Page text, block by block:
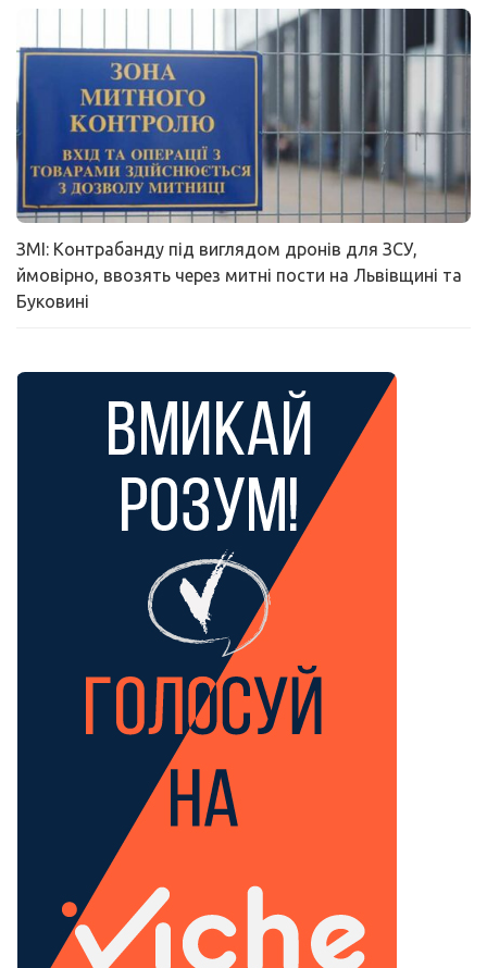
ЗМІ: Контрабанду під виглядом дронів для ЗСУ,
ймовірно, ввозять через митні пости на Львівщині та
Буковині